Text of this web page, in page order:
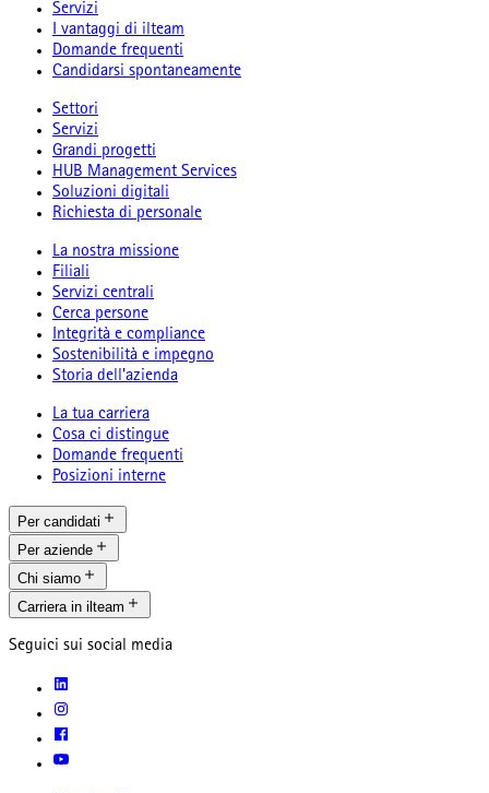
Servizi
I vantaggi di ilteam
Domande frequenti
Candidarsi spontaneamente
Settori
Servizi
Grandi progetti
HUB Management Services
Soluzioni digitali
Richiesta di personale
La nostra missione
Filiali
Servizi centrali
Cerca persone
Integrità e compliance
Sostenibilità e impegno
Storia dell’azienda
La tua carriera
Cosa ci distingue
Domande frequenti
Posizioni interne
Per candidati
Per aziende
Chi siamo
Carriera in ilteam
Seguici sui social media